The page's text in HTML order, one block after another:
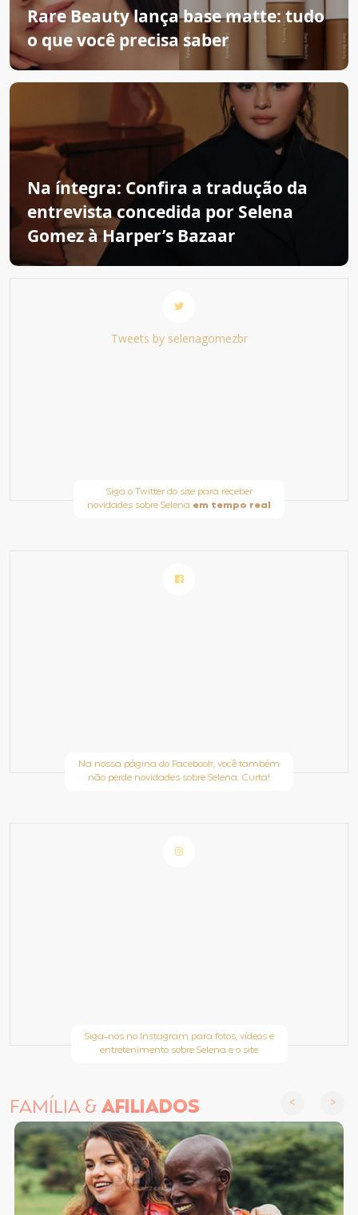
Rare Beauty lança base matte: tudo
o que você precisa saber
Na íntegra: Confira a tradução da
entrevista concedida por Selena
Gomez à Harper’s Bazaar
Tweets by selenagomezbr
Siga o Twitter do site para receber
novidades sobre Selena em tempo real
Na nossa página do Facebook, você também
não perde novidades sobre Selena. Curta!
Siga-nos no Instagram para fotos, vídeos e
entretenimento sobre Selena e o site
FAMÍLIA &AFILIADOS